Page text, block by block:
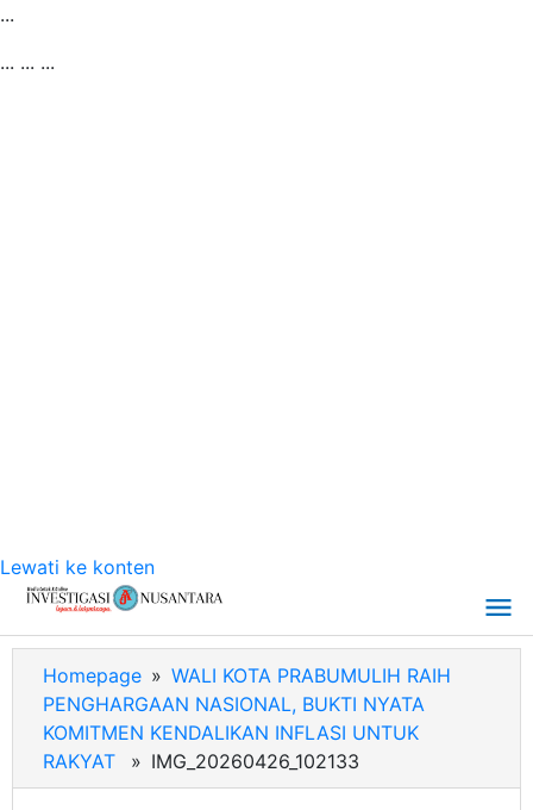
...
... ... ...
Lewati ke konten
Homepage » WALI KOTA PRABUMULIH RAIH
PENGHARGAAN NASIONAL, BUKTI NYATA
KOMITMEN KENDALIKAN INFLASI UNTUK
RAKYAT
» IMG_20260426_102133